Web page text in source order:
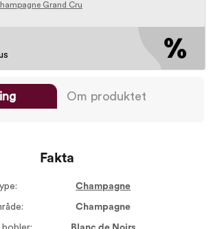
Grand Cru
Om produktet
Fakta
Champagne
Champagne